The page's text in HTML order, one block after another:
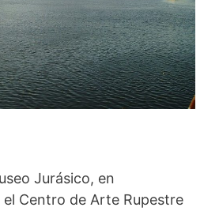
Jurásico, en
el Centro de Arte Rupestre